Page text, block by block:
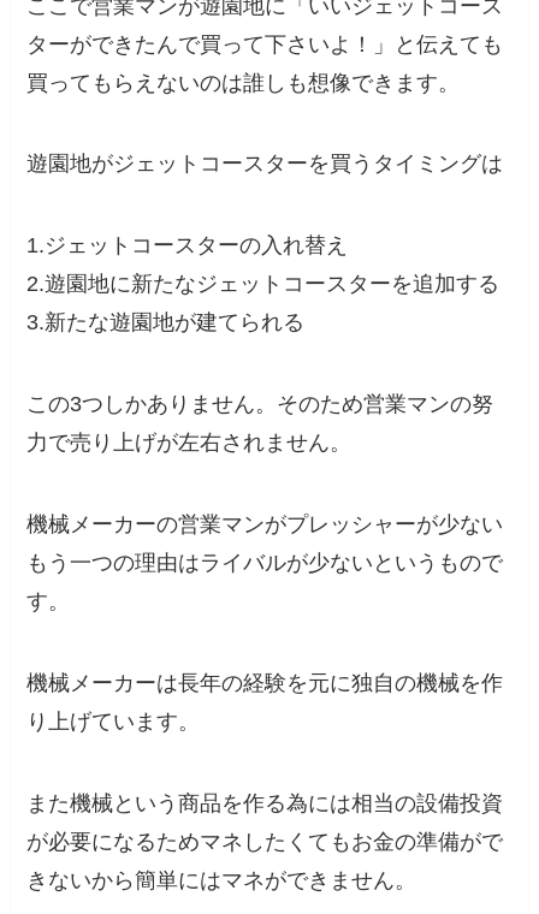
ここで営業マンが遊園地に「いいジェットコース
ターができたんで買って下さいよ！」と伝えても
買ってもらえないのは誰しも想像できます。
遊園地がジェットコースターを買うタイミングは
1.ジェットコースターの入れ替え
2.遊園地に新たなジェットコースターを追加する
3.新たな遊園地が建てられる
この3つしかありません。そのため営業マンの努
力で売り上げが左右されません。
機械メーカーの営業マンがプレッシャーが少ない
もう一つの理由はライバルが少ないというもので
す。
機械メーカーは長年の経験を元に独自の機械を作
り上げています。
また機械という商品を作る為には相当の設備投資
が必要になるためマネしたくてもお金の準備がで
きないから簡単にはマネができません。